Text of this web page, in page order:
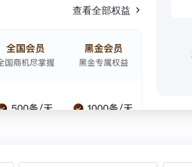
查看全部权益